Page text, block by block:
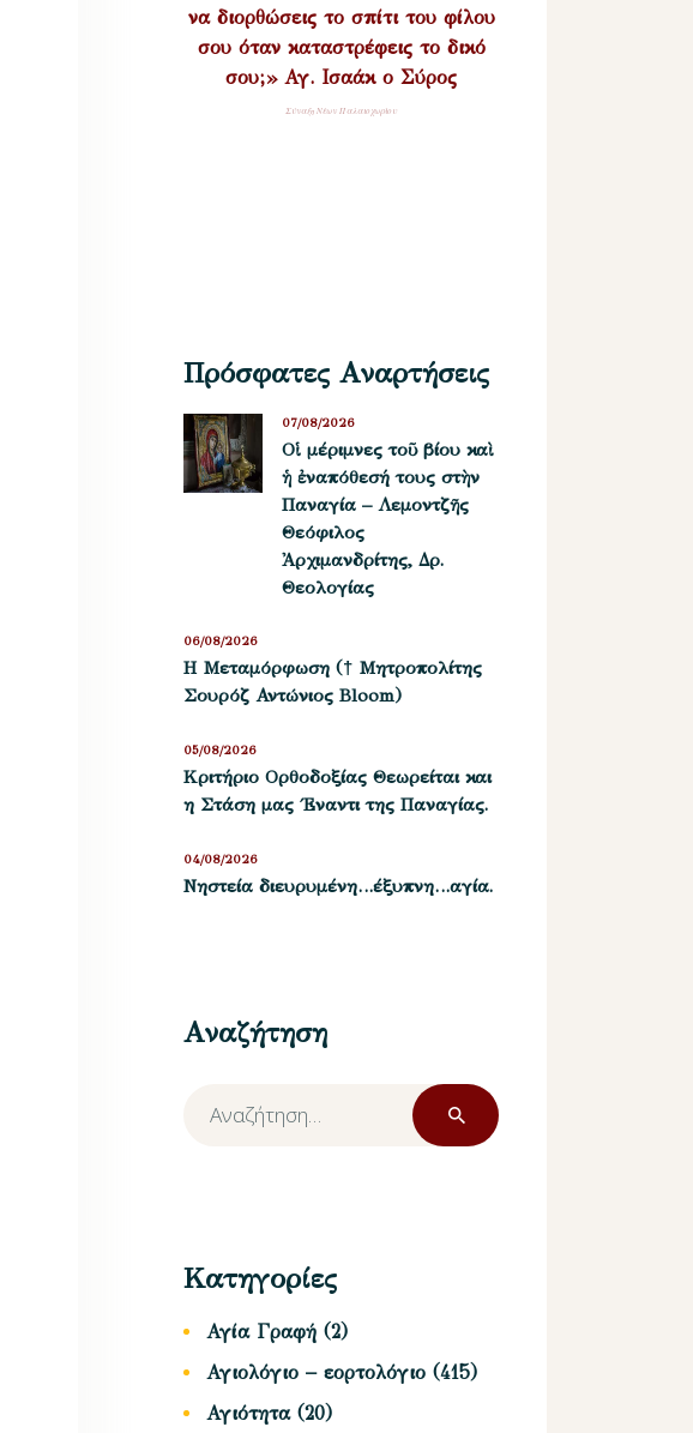
να διορθώσεις το σπίτι του φίλου
σου όταν καταστρέφεις το δικό
σου;» Αγ. Ισαάκ ο Σύρος
Σύναξη Νέων Παλαιοχωρίου
Πρόσφατες Αναρτήσεις
Οἱ μέριμνες τοῦ βίου καὶ
ἡ ἐναπόθεσή τους στὴν
Παναγία – Λεμοντζῆς
Θεόφιλος
Ἀρχιμανδρίτης, Δρ.
Θεολογίας
07/08/2026
Η Μεταμόρφωση († Μητροπολίτης
Σουρόζ Αντώνιος Bloom)
06/08/2026
Kριτήριο Oρθοδοξίας Θεωρείται και
η Στάση μας ΄Εναντι της Παναγίας.
05/08/2026
Νηστεία διευρυμένη…έξυπνη…αγία.
04/08/2026
Αναζήτηση
Αναζήτηση
για:
Κατηγορίες
Αγία Γραφή (2)
Αγιολόγιο – εορτολόγιο (415)
Αγιότητα(20)